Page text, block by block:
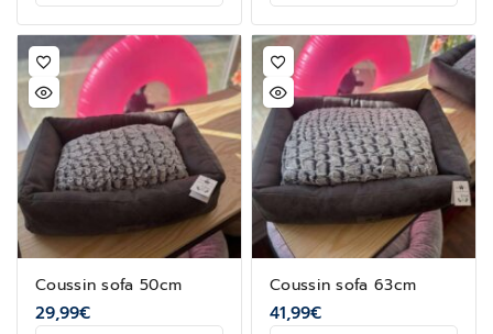
Coussin sofa 50cm
29,99€
Coussin sofa 63cm
41,99€